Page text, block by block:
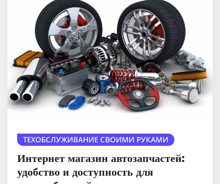
ТЕХОБСЛУЖИВАНИЕ СВОИМИ РУКАМИ
Интернет магазин автозапчастей:
удобство и доступность для